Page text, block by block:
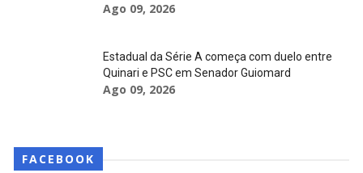
Ago 09, 2026
Estadual da Série A começa com duelo entre
Quinari e PSC em Senador Guiomard
Ago 09, 2026
FACEBOOK